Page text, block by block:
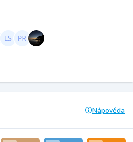
Nápověda